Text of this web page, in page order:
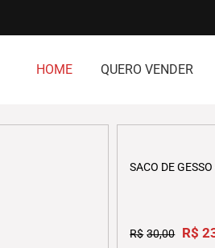
HOME QUERO VENDER
SACO DE
R$ 30,00 R$